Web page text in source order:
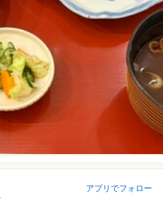
アプリでフォロー